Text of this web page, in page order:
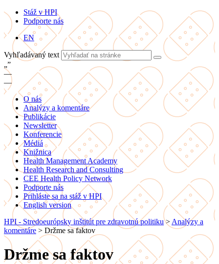
Stáž v HPI
Podporte nás
EN
Vyhľadávaný text
„”
—
—
O nás
Analýzy a komentáre
Publikácie
Newsletter
Konferencie
Médiá
Knižnica
Health Management Academy
Health Research and Consulting
CEE Health Policy Network
Podporte nás
Prihláste sa na stáž v HPI
English version
HPI - Stredoeurópsky inštitút pre zdravotnú politiku> Analýzy a
komentáre > Držme sa faktov
Držme sa faktov